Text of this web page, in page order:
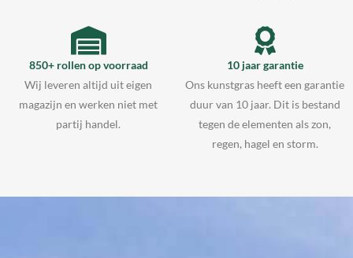
850+ rollen op voorraad
Wij leveren altijd uit eigen
magazijn en werken niet met
partij handel.
10 jaar garantie
Ons kunstgras heeft een garantie
duur van 10 jaar. Dit is bestand
tegen de elementen als zon,
regen, hagel en storm.